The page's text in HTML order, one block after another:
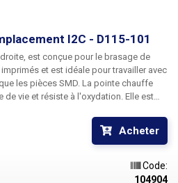
I2C - D115-101
est conçue pour le brasage de
et est idéale pour travailler avec
les pièces SMD. La pointe chauffe
de vie et résiste à l'oxydation. Elle est
"plug and play" permet une
l'efficacité du travail. La pointe
et une largeur de 0,3 mm. Elle est
ce qui garantit une longue durée de
Acheter
Code:
104904